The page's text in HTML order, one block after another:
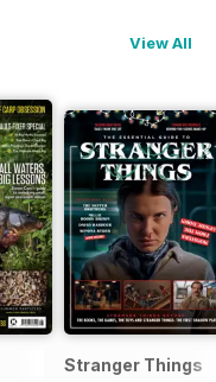
View All
Stranger Things